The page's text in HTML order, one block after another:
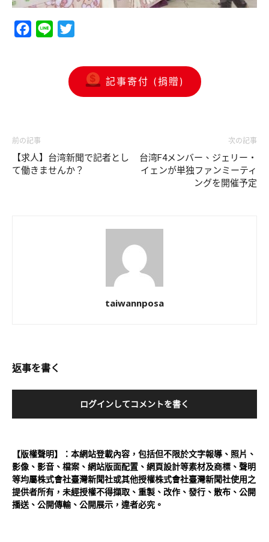
Facebook
Line
記事寄付 (捐贈)
前の記事
【求人】台湾新聞で記者とし
て働きませんか？
次の記事
台湾F4メンバー、ジェリー・
イェンが単独ファンミーティ
ングを開催予定
taiwannposa
返事を書く
ログインしてコメントを書く
【版權聲明】：本網站登載內容，包括但不限於文字報導、照片、
影像、影音、檔案、網站版面配置、網頁設計等素材及商標、聲明
等均屬株式會社臺灣新聞社或其他授權株式會社臺灣新聞社使用之
提供者所有，未經授權不得擷取、重製、改作、發行、散布、公開
播送、公開傳輸、公開展示，違者必究。